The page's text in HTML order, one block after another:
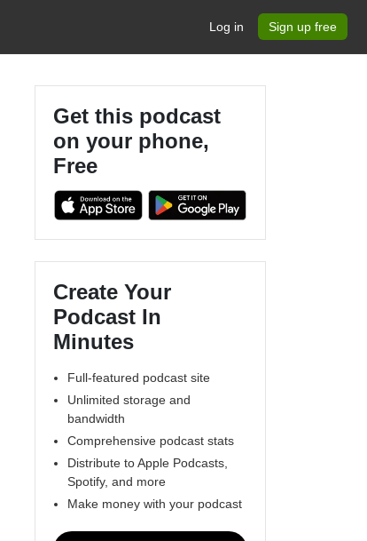
Log in Sign up free
Get this podcast
on your phone,
Free
Create Your
Podcast In
Minutes
Full-featured podcast site
Unlimited storage and
bandwidth
Comprehensive podcast stats
Distribute to Apple Podcasts,
Spotify, and more
Make money with your podcast